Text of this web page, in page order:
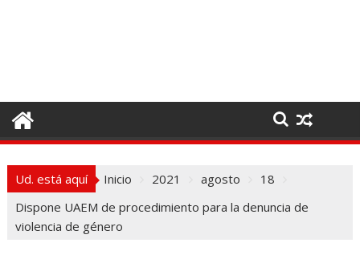
o
t
Ud. está aquí Inicio 2021 agosto
18
Dispone UAEM de procedimiento para la denuncia de
violencia de género